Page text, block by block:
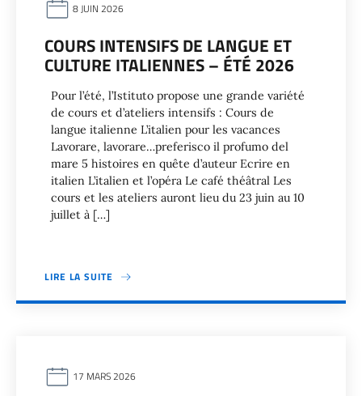
8 JUIN 2026
COURS INTENSIFS DE LANGUE ET
CULTURE ITALIENNES – ÉTÉ 2026
Pour l’été, l’Istituto propose une grande variété
de cours et d’ateliers intensifs : Cours de
langue italienne L’italien pour les vacances
Lavorare, lavorare…preferisco il profumo del
mare 5 histoires en quête d’auteur Ecrire en
italien L’italien et l’opéra Le café théâtral Les
cours et les ateliers auront lieu du 23 juin au 10
juillet à […]
LIRE LA SUITE
17 MARS 2026